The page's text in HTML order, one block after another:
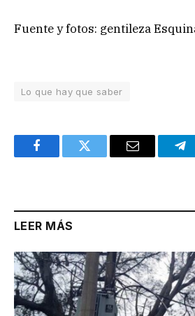
Fuente y fotos: gentileza
Lo que hay que saber
FacebookTwitter Email
LEER MÁS